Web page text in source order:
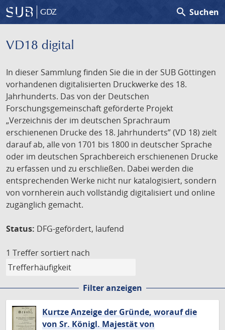
GDZ search Suchen
VD18 digital
In dieser Sammlung finden Sie die in der SUB Göttingen
vorhandenen digitalisierten Druckwerke des 18.
Jahrhunderts. Das von der Deutschen
Forschungsgemeinschaft geförderte Projekt
„Verzeichnis der im deutschen Sprachraum
erschienenen Drucke des 18. Jahrhunderts” (VD 18) zielt
darauf ab, alle von 1701 bis 1800 in deutscher Sprache
oder im deutschen Sprachbereich erschienenen Drucke
zu erfassen und zu erschließen. Dabei werden die
entsprechenden Werke nicht nur katalogisiert, sondern
von vornherein auch vollständig digitalisiert und online
zugänglich gemacht.
Status: DFG-gefördert, laufend
1 Treffer sortiert nach
Filter anzeigen
Kurtze Anzeige der Gründe, worauf die
von Sr. Königl. Majestät von